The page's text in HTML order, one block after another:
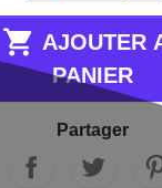

PANIER
Partager